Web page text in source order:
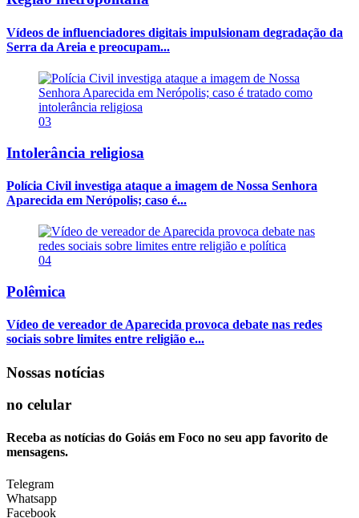
Vídeos de influenciadores digitais impulsionam degradação da
Serra da Areia e preocupam...
03
Intolerância religiosa
Polícia Civil investiga ataque a imagem de Nossa Senhora
Aparecida em Nerópolis; caso é...
04
Polêmica
Vídeo de vereador de Aparecida provoca debate nas redes
sociais sobre limites entre religião e...
Nossas notícias
no celular
Receba as notícias do Goiás em Foco no seu app favorito de
mensagens.
Telegram
Whatsapp
Facebook